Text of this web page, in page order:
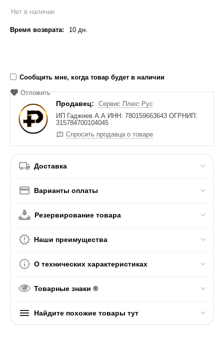
Нет в наличии
Время возврата: 10 дн.
Сообщить мне, когда товар будет в наличии
Отложить
Продавец:
Сервис Плюс Рус
ИП Гаджиев А.А ИНН: 780159663643 ОГРНИП:
315784700104045
Спросить продавца о товаре
Доставка
Варианты оплаты
Резервирование товара
Наши преимущества
О технических характеристиках
Товарные знаки ®
Найдите похожие товары тут